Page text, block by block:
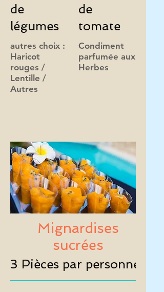
de
légumes
autres choix :
Haricot
rouges /
Lentille /
Autres
de
tomate
Condiment
parfumée aux
Herbes
Mignardises
sucrées
3 Pièces par personnes